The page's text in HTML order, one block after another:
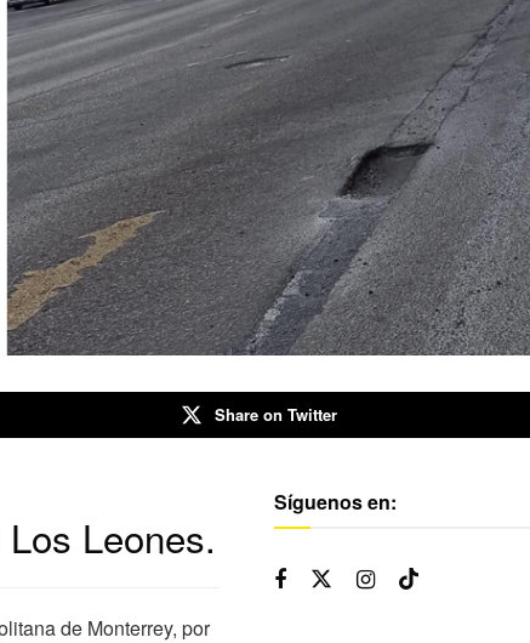
Share on Twitter
Leones.
de Monterrey, por
Síguenos en: